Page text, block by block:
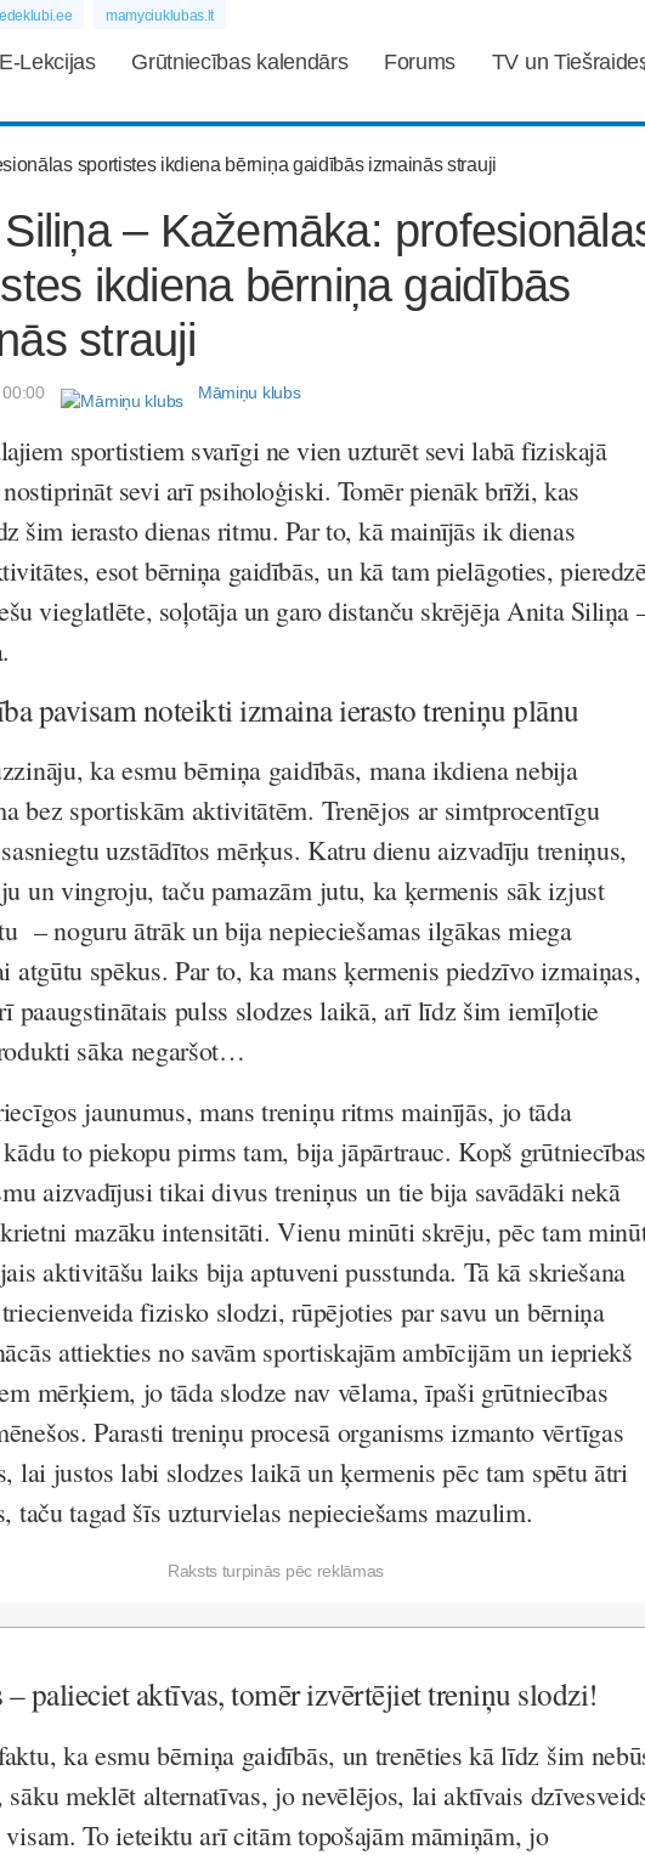
mamyciuklubas.lt
E-Lekcijas Grūtniecības kalendārs Forums TV un
– Kažemāka:
ikdiena bērniņa gaidībās
strauji
Māmiņu klubs
sportistiem svarīgi ne vien uzturēt sevi labā fiziskajā
sevi arī psiholoģiski. Tomēr pienāk brīži, kas
šim ierasto dienas ritmu. Par to, kā mainījās ik dienas
esot bērniņa gaidībās, un kā tam pielāgoties,
vieglatlēte, soļotāja un garo distanču skrējēja Anita Siliņa
pavisam noteikti izmaina ierasto treniņu plānu
ka esmu bērniņa gaidībās, mana ikdiena nebija
bez sportiskām aktivitātēm. Trenējos ar simtprocentīgu
uzstādītos mērķus. Katru dienu aizvadīju treniņus,
un vingroju, taču pamazām jutu, ka ķermenis sāk izjust
– noguru ātrāk un bija nepieciešamas ilgākas miega
atgūtu spēkus. Par to, ka mans ķermenis piedzīvo izmaiņas,
paaugstinātais pulss slodzes laikā, arī līdz šim iemīļotie
sāka negaršot…
jaunumus, mans treniņu ritms mainījās, jo tāda
to piekopu pirms tam, bija jāpārtrauc. Kopš grūtniecības
aizvadījusi tikai divus treniņus un tie bija savādāki nekā
mazāku intensitāti. Vienu minūti skrēju, pēc tam
aktivitāšu laiks bija aptuveni pusstunda. Tā kā skriešana
fizisko slodzi, rūpējoties par savu un bērniņa
attiekties no savām sportiskajām ambīcijām un iepriekš
mērķiem, jo tāda slodze nav vēlama, īpaši grūtniecības
Parasti treniņu procesā organisms izmanto vērtīgas
lai justos labi slodzes laikā un ķermenis pēc tam spētu ātri
taču tagad šīs uzturvielas nepieciešams mazulim.
Raksts turpinās pēc reklāmas
palieciet aktīvas, tomēr izvērtējiet treniņu slodzi!
ka esmu bērniņa gaidībās, un trenēties kā līdz šim
sāku meklēt alternatīvas, jo nevēlējos, lai aktīvais
To ieteiktu arī citām topošajām māmiņām, jo